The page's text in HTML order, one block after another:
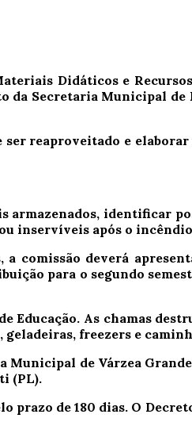
Didáticos e
da Secretaria Municipal de
reaproveitado e
armazenados, identificar
inservíveis após o
comissão deverá
para o segundo
As chamas
freezers e
Municipal de Várzea
(PL).
prazo de 180 dias. O